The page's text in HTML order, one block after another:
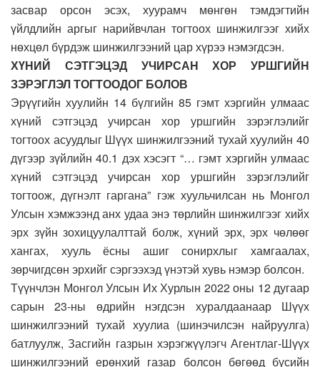
засвар орсон эсэх, хуурамч мөнгөн тэмдэгтийн
үйлдлийн аргыг нарийвчлан тогтоох шинжилгээг хийх
нөхцөл бүрдэж шинжилгээний цар хүрээ нэмэгдсэн.
ХҮНИЙ СЭТГЭЦЭД УЧИРСАН ХОР УРШГИЙН
ЗЭРЭГЛЭЛ ТОГТООДОГ БОЛОВ
Эрүүгийн хуулийн 14 бүлгийн 85 гэмт хэргийн улмаас
хүний сэтгэцэд учирсан хор уршгийн зэрэглэлийг
тогтоох асуудлыг Шүүх шинжилгээний тухай хуулийн 40
дүгээр зүйлийн 40.1 дэх хэсэгт “… гэмт хэргийн улмаас
хүний сэтгэцэд учирсан хор уршгийн зэрэглэлийг
тогтоож, дүгнэлт гаргана” гэж хуульчилсан нь Монгол
Улсын хэмжээнд анх удаа энэ төрлийн шинжилгээг хийх
эрх зүйн зохицуулалттай болж, хүний эрх, эрх чөлөөг
хангах, хууль ёсны ашиг сонирхлыг хамгаалах,
зөрчигдсөн эрхийг сэргээхэд үнэтэй хувь нэмэр болсон.
Түүнчлэн Монгол Улсын Их Хурлын 2022 оны 12 дугаар
сарын 23-ны өдрийн нэгдсэн хуралдаанаар Шүүх
шинжилгээний тухай хуулиа (шинэчилсэн найруулга)
батлуулж, Засгийн газрын хэрэгжүүлэгч Агентлаг-Шүүх
шинжилгээний ерөнхий газар болсон бөгөөд бүсийн